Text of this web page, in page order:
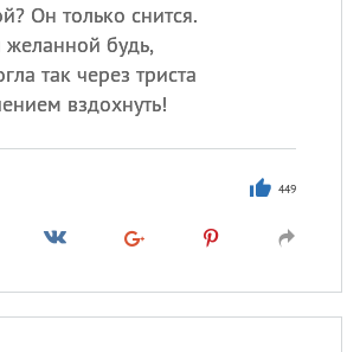
Он только снится.
будь,
так через триста
вздохнуть!
449